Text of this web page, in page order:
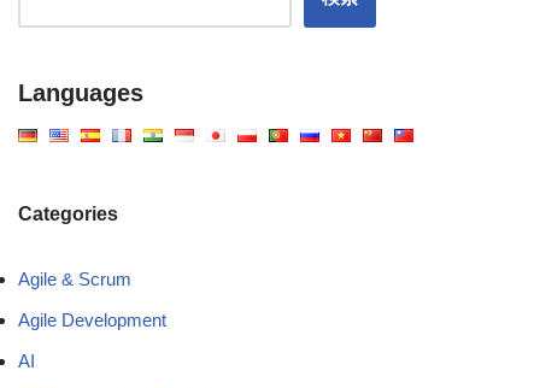
Languages
Categories
Agile & Scrum
Agile Development
AI